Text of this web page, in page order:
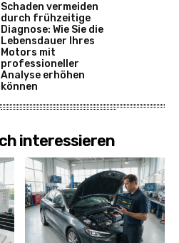
Schaden vermeiden
durch frühzeitige
Diagnose: Wie Sie die
Lebensdauer Ihres
Motors mit
professioneller
Analyse erhöhen
können
interessieren